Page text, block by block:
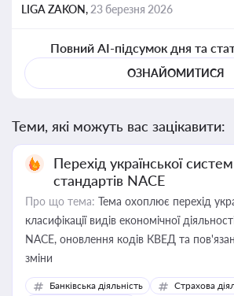
LIGA ZAKON, 23 березня 2026
Повний AI-підсумок дня та
ОЗНАЙОМИТИСЯ
Теми, які можуть вас зацікавити:
Перехід української
стандартів NACE
Про що тема: Тема охоплює перехід
класифікації видів економічної
NACE, оновлення кодів КВЕД та
зміни
Банківська діяльність
Страхова